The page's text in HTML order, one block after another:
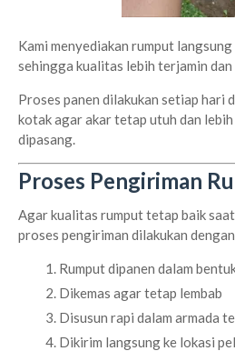
Kami menyediakan rumput
sehingga kualitas lebih terjamin
Proses panen dilakukan setiap hari
kotak agar akar tetap utuh dan
dipasang.
Proses Pengiriman
Agar kualitas rumput tetap baik
proses pengiriman dilakukan
Rumput dipanen dalam
Dikemas agar tetap lembab
Disusun rapi dalam armada
Dikirim langsung ke lokasi